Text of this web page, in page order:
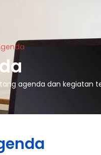
agenda dan kegiatan